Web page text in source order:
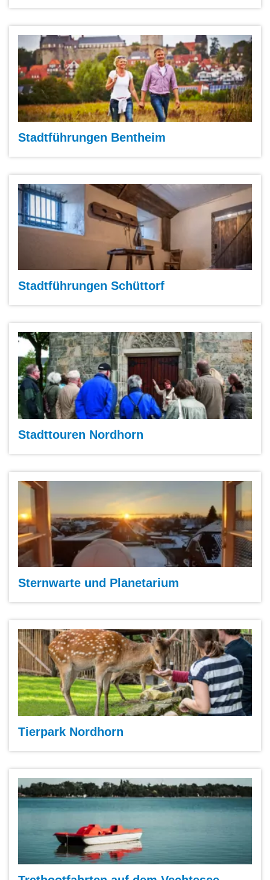
Stadtführungen Bentheim
Stadtführungen Schüttorf
Stadttouren Nordhorn
Sternwarte und Planetarium
Tierpark Nordhorn